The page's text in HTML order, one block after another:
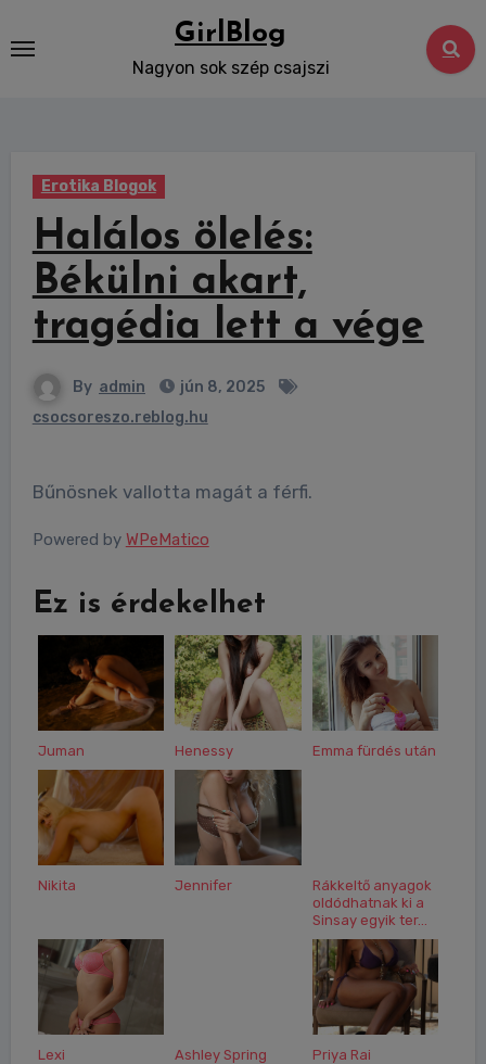
to
GirlBlog
Nagyon sok szép csajszi
Erotika Blogok
Halálos ölelés:
Békülni akart,
tragédia lett a vége
By admin
jún 8, 2025
csocsoreszo.reblog.hu
Bűnösnek vallotta magát a férfi.
Powered by WPeMatico
Ez is érdekelhet
Juman Henessy Emma fürdés után
Nikita Jennifer
Rákkeltő anyagok
oldódhatnak ki a
Sinsay egyik ter...
Lexi Ashley Spring Priya Rai